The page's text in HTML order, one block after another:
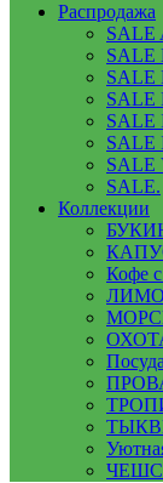
Распродажа
SALE
SALE
SALE
SALE
SALE
SALE
SALE
SALE.
Коллекции
Кофе